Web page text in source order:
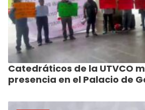
Catedráticos de la UTVCO
presencia en el Palacio de